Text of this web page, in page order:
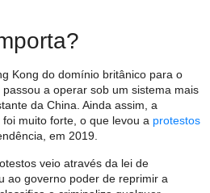
Kong do domínio britânico para o
a operar sob um sistema mais
da China. Ainda assim, a
muito forte, o que levou a protestos
em 2019.
veio através da lei de
ao governo poder de reprimir a